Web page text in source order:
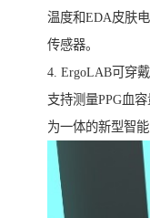
温度和EDA皮肤
传感器。
4. ErgoLAB可穿
支持测量PPG血
为一体的新型智